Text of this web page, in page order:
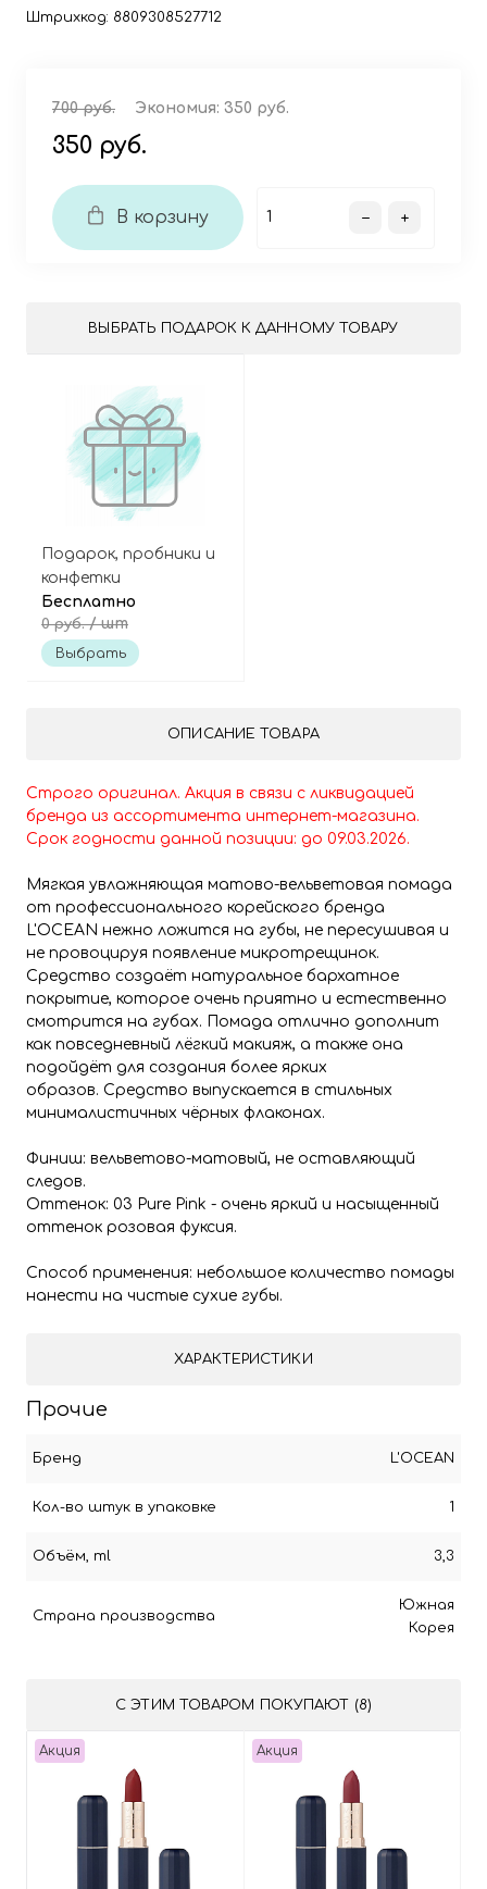
Штрихкод: 8809308527712
700 руб. Экономия: 350 руб.
350 руб.
В корзину
ВЫБРАТЬ ПОДАРОК К ДАННОМУ ТОВАРУ
Подарок, пробники и
конфетки
Бесплатно
0 руб./ шт
Выбрать
ОПИСАНИЕ ТОВАРА
Строго оригинал. Акция в связи с ликвидацией
бренда из ассортимента интернет-магазина.
Срок годности данной позиции: до 09.03.2026.
Мягкая увлажняющая матово-вельветовая помада
от профессионального корейского бренда
L'OCEAN нежно ложится на губы, не пересушивая и
не провоцируя появление микротрещинок.
Средство создаёт натуральное бархатное
покрытие, которое очень приятно и естественно
смотрится на губах. Помада отлично дополнит
как повседневный лёгкий макияж, а также она
подойдёт для создания более ярких
образов. Средство выпускается в стильных
минималистичных чёрных флаконах.
Финиш: вельветово-матовый, не оставляющий
следов.
Оттенок: 03 Pure Pink - очень яркий и насыщенный
оттенок розовая фуксия.
Способ применения: небольшое количество помады
нанести на чистые сухие губы.
ХАРАКТЕРИСТИКИ
Прочие
Бренд L'OCEAN
Кол-во штук в упаковке 1
Объём, ml 3,3
Страна производства
Южная
Корея
С ЭТИМ ТОВАРОМ ПОКУПАЮТ (8)
Акция Акция